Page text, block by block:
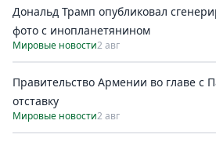
Дональд Трамп опубликовал
фото с инопланетянином
Мировые новости2 авг
Правительство Армении во главе
отставку
Мировые новости2 авг